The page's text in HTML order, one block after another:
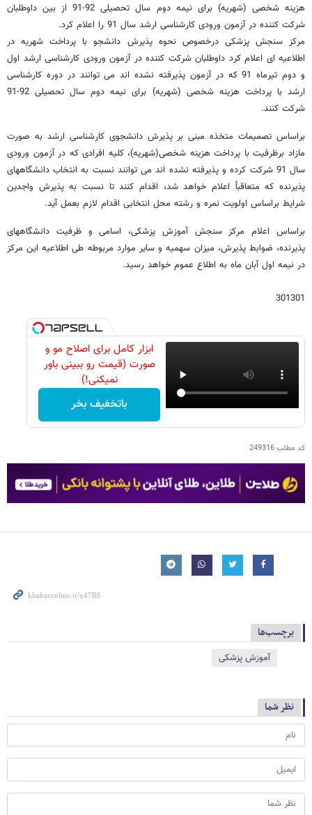
هزینه شخصی (شهریه) برای نیمه دوم سال تحصیلی 92-91 از بین داوطلبان
شرکت کننده در آزمون ورودی کارشناسی ارشد سال 91 را اعلام کرد.
‌مرکز سنجش پزشکی درخصوص نحوه پذیرش دانشجو با پرداخت شهریه در
اطلاعیه ای اعلام کرد داوطلبان شرکت کننده در آزمون ورودی کارشناسی ارشد اول
و دوم تیرماه 91 که در آزمون پذیرفته نشده اند می توانند در دوره کارشناسی
ارشد با پرداخت هزینه شخصی (شهریه) برای نیمه دوم سال تحصیلی 92-91
شرکت کنند.
براساس تصمیمات متخذه مبنی بر پذیرش دانشجوی کارشناسی ارشد به صورت
مازاد برظرفیت با پرداخت هزینه شخصی(شهریه)، کلیه افرادی که در آزمون ورودی
سال 91 شرکت کرده و پذیرفته نشده اند می توانند نسبت به انتخاب دانشگاههای
پذیرنده که متعاقباً اعلام خواهد شد، اقدام کنند تا نسبت به پذیرش واجدین
شرایط براساس اولویت نمره و رشته محل انتخابی اقدام لازم بعمل آید.
براساس اعلام مرکز سنجش آموزش پزشکی، اسامی و ظرفیت دانشگاههای
پذیرنده، ضوابط پذیرش، میزان سهمیه و سایر موارد مربوطه طی اطلاعیه این مرکز
در نیمه اول آبان ماه به اطلاع عموم خواهد رسید.
301301
ابزار کامل برای اصلاح مو و
صورت (قیمت رو ببینی باور
نمیکنی!)
باتخفیف بخر
کد مطلب249316
برچسب‌ها
آموزش پزشکی
نظر شما